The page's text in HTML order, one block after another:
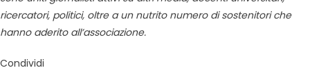
ricercatori, politici, oltre a un nutrito numero di sostenitori che
hanno aderito all’associazione.
Condividi